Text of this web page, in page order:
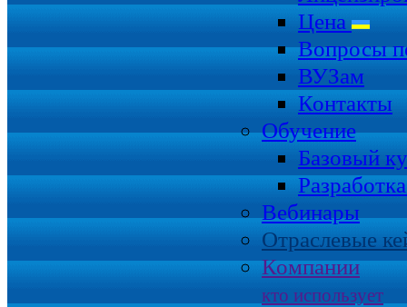
Цена
Вопросы
ВУЗам
Контакты
Обучение
Базовый
Вебинары
Отраслевые
Компании
кто использует